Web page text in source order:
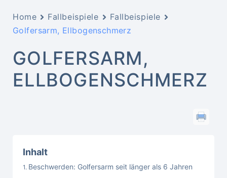
Home Fallbeispiele
Fallbeispiele
Golfersarm, Ellbogenschmerz
GOLFERSARM,
ELLBOGENSCHMERZ
Inhalt
Beschwerden: Golfersarm seit länger als 6 Jahren